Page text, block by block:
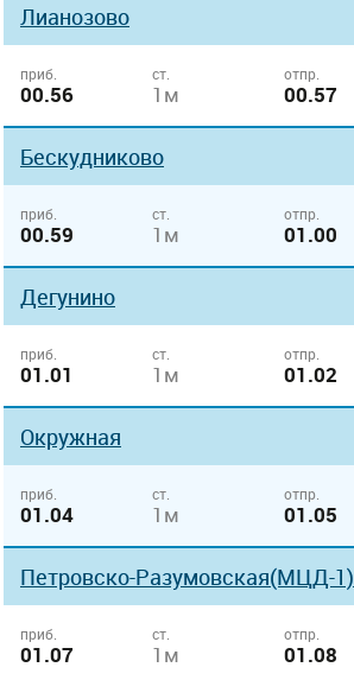
Лианозово
приб.
00.56
ст.
1м
отпр.
00.57
Бескудниково
приб.
00.59
ст.
1м
отпр.
01.00
Дегунино
приб.
01.01
ст.
1м
отпр.
01.02
Окружная
приб.
01.04
ст.
1м
отпр.
01.05
Петровско-Разумовская(МЦД-1)
приб.
01.07
ст.
1м
отпр.
01.08